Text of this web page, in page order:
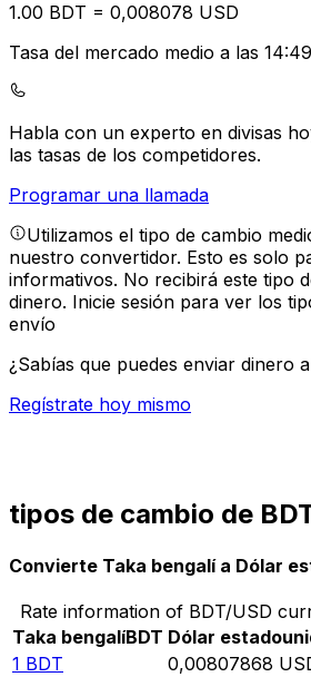
1.00 BDT = 0,008078 USD
Tasa del mercado medio a las
Habla con un experto en divisas
las tasas de los competidores.
Programar una llamada
Utilizamos el tipo de cambio
nuestro convertidor. Esto es solo
informativos. No recibirá este tipo
dinero. Inicie sesión para ver los
envío
¿Sabías que puedes enviar dinero
Regístrate hoy mismo
tipos de cambio de
Convierte Taka bengalí a Dólar
Rate information of BDT/USD
Taka bengalíBDT Dólar
1 BDT 0,00807868